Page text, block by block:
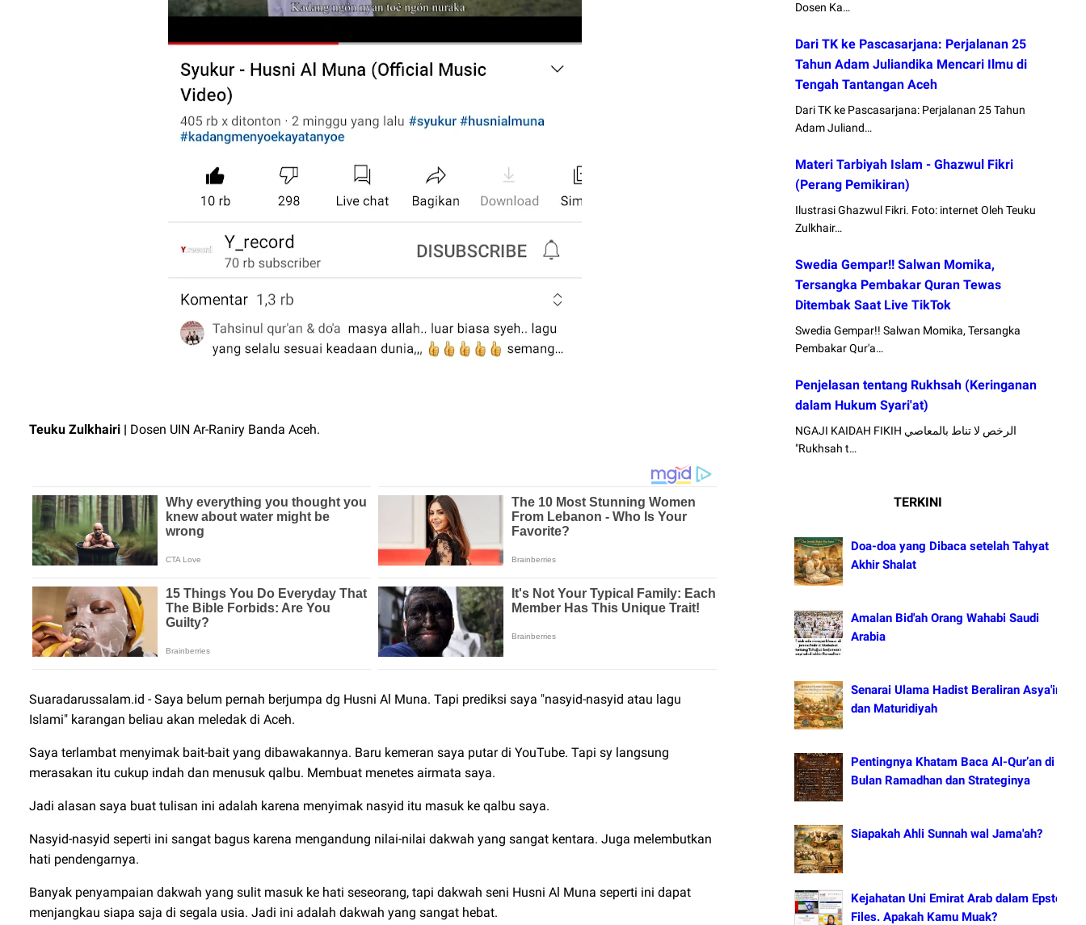
Teuku Zulkhairi | Dosen UIN Ar-Raniry Banda Aceh.
Suaradarussalam.id - Saya belum pernah berjumpa dg Husni Al Muna. Tapi prediksi saya "nasyid-nasyid atau lagu
Islami" karangan beliau akan meledak di Aceh.
Saya terlambat menyimak bait-bait yang dibawakannya. Baru kemeran saya putar di YouTube. Tapi sy langsung
merasakan itu cukup indah dan menusuk qalbu. Membuat menetes airmata saya.
Jadi alasan saya buat tulisan ini adalah karena menyimak nasyid itu masuk ke qalbu saya.
Nasyid-nasyid seperti ini sangat bagus karena mengandung nilai-nilai dakwah yang sangat kentara. Juga melembutkan
hati pendengarnya.
Banyak penyampaian dakwah yang sulit masuk ke hati seseorang, tapi dakwah seni Husni Al Muna seperti ini dapat
menjangkau siapa saja di segala usia. Jadi ini adalah dakwah yang sangat hebat.
Dosen Ka…
Dari TK ke Pascasarjana: Perjalanan 25
Tahun Adam Juliandika Mencari Ilmu di
Tengah Tantangan Aceh
Dari TK ke Pascasarjana: Perjalanan 25 Tahun
Adam Juliand…
Materi Tarbiyah Islam - Ghazwul Fikri
(Perang Pemikiran)
Ilustrasi Ghazwul Fikri. Foto: internet Oleh Teuku
Zulkhair…
Swedia Gempar!! Salwan Momika,
Tersangka Pembakar Quran Tewas
Ditembak Saat Live TikTok
Swedia Gempar!! Salwan Momika, Tersangka
Pembakar Qur'a…
Penjelasan tentang Rukhsah (Keringanan
dalam Hukum Syari'at)
NGAJI KAIDAH FIKIH الرخص لا تناط بالمعاصي
"Rukhsah t…
TERKINI
Doa-doa yang Dibaca setelah Tahyat
Akhir Shalat
Amalan Bid'ah Orang Wahabi Saudi
Arabia
Senarai Ulama Hadist Beraliran Asya'irah
dan Maturidiyah
Pentingnya Khatam Baca Al-Qur’an di
Bulan Ramadhan dan Strateginya
Siapakah Ahli Sunnah wal Jama'ah?
Kejahatan Uni Emirat Arab dalam Epstein
Files. Apakah Kamu Muak?